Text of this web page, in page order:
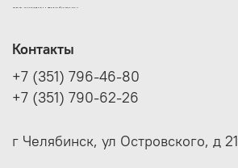
Контакты
+7 (351) 796-46-80
+7 (351) 790-62-26
г Челябинск, ул Островского, д 21